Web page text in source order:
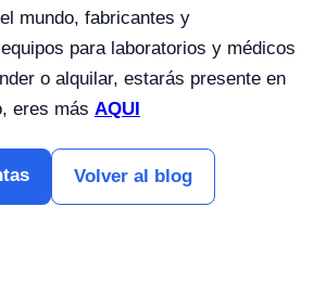
mundo, fabricantes y
para laboratorios y médicos
o alquilar, estarás presente en
eres más AQUI
Volver al blog